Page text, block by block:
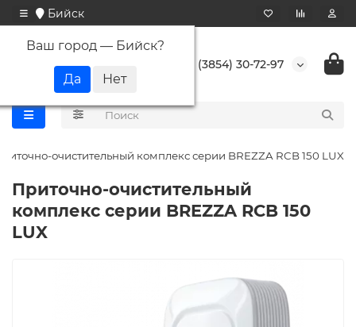
Бийск
Ваш город — Бийск?
+7 (3854) 30-72-97
очистительный комплекс серии BREZZA RCB 150 LUX
Приточно-очистительный
комплекс серии BREZZA RCB 150
LUX